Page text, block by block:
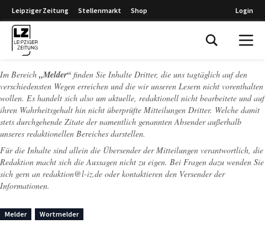
Leipziger Zeitung Stellenmarkt Shop Login
Im Bereich „Melder“ finden Sie Inhalte Dritter, die uns tagtäglich auf den
verschiedensten Wegen erreichen und die wir unseren Lesern nicht vorenthalten
wollen. Es handelt sich also um aktuelle, redaktionell nicht bearbeitete und auf
ihren Wahrheitsgehalt hin nicht überprüfte Mitteilungen Dritter. Welche damit
stets durchgehende Zitate der namentlich genannten Absender außerhalb
unseres redaktionellen Bereiches darstellen.
Für die Inhalte sind allein die Übersender der Mitteilungen verantwortlich, die
Redaktion macht sich die Aussagen nicht zu eigen. Bei Fragen dazu wenden Sie
sich gern an redaktion@l-iz.de oder kontaktieren den Versender der
Informationen.
Melder Wortmelder